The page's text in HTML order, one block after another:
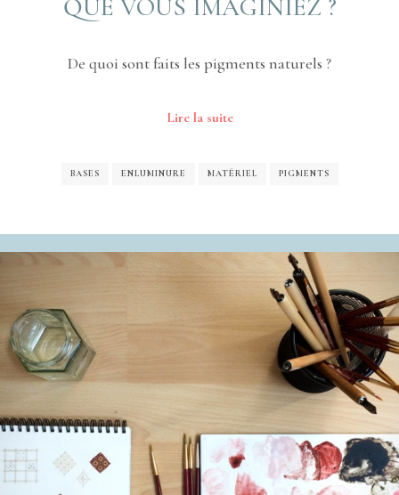
QUE VOUS IMAGINIEZ ?
De quoi sont faits les pigments naturels ?
Lire la suite
BASES ENLUMINURE MATÉRIEL PIGMENTS